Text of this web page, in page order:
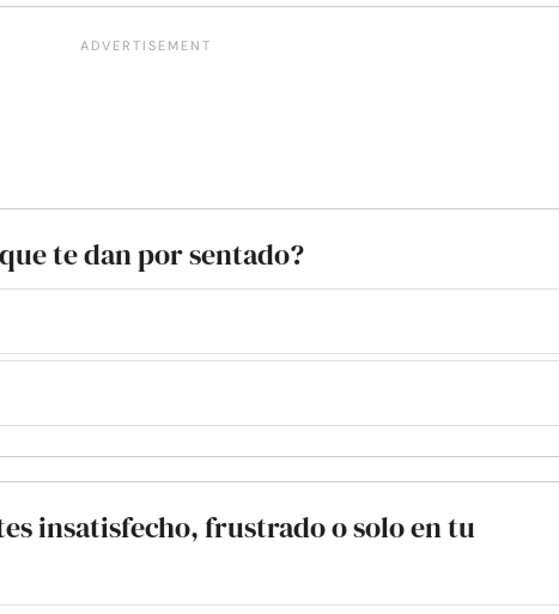
te dan por sentado?
insatisfecho, frustrado o solo en tu